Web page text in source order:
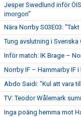
Jesper Swedlund inför
imorgon"
Nära Norrby S03E03:
Tung avslutning i Svenska
Inför match: IK Brage –
Norrby IF – Hammarby IF
Abdo Saidi: "Kul att vara
TV: Teodor Wålemark
Inga poäng hemma mot